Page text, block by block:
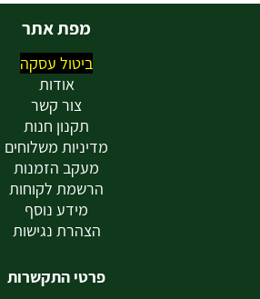
מפת אתר
ביטול עסקה
אודות
צור קשר
תקנון חנות
מדיניות משלוחים
מעקב הזמנות
הרשמת לקוחות
מידע נוסף
הצהרת נגישות
פרטי התקשרות